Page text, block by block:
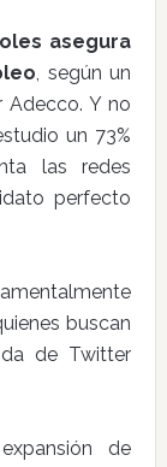
asegura
, según un
Adecco. Y no
un 73%
las redes
perfecto
buscan
de Twitter
de